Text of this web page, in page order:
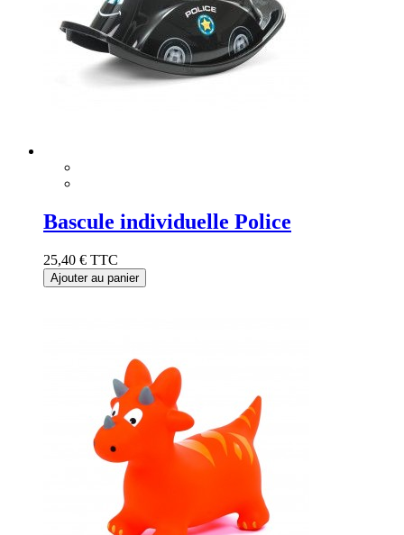
Bascule individuelle Police
25,40 € TTC
Ajouter au panier